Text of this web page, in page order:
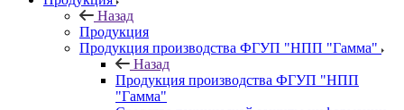
Назад
Продукция
Продукция производства ФГУП "НПП "Гамма"
Назад
Продукция производства ФГУП "НПП
"Гамма"